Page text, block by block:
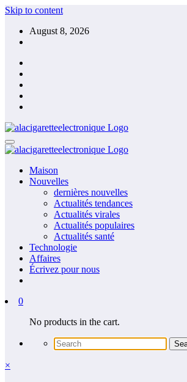
Skip to content
August 8, 2026
Maison
Nouvelles
dernières nouvelles
Actualités tendances
Actualités virales
Actualités populaires
Actualités santé
Technologie
Affaires
Écrivez pour nous
0
No products in the cart.
×